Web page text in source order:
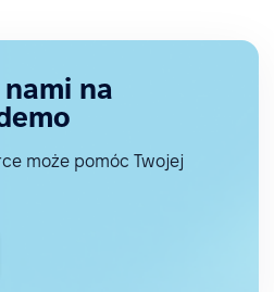
na
może pomóc Twojej